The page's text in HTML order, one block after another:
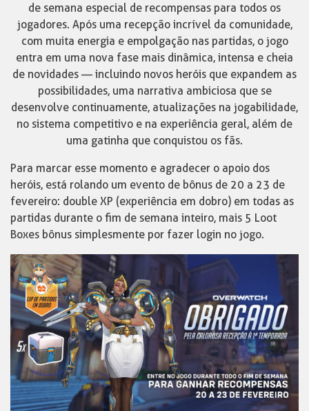
de semana especial de recompensas para todos os
jogadores. Após uma recepção incrível da comunidade,
com muita energia e empolgação nas partidas, o jogo
entra em uma nova fase mais dinâmica, intensa e cheia
de novidades — incluindo novos heróis que expandem as
possibilidades, uma narrativa ambiciosa que se
desenvolve continuamente, atualizações na jogabilidade,
no sistema competitivo e na experiência geral, além de
uma gatinha que conquistou os fãs.
Para marcar esse momento e agradecer o apoio dos
heróis, está rolando um evento de bônus de 20 a 23 de
fevereiro: double XP (experiência em dobro) em todas as
partidas durante o fim de semana inteiro, mais 5 Loot
Boxes bônus simplesmente por fazer login no jogo.